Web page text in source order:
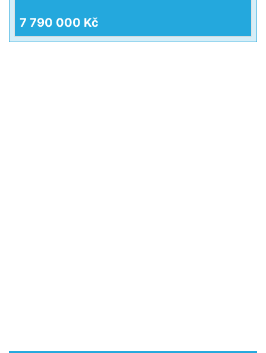
7 790 000 Kč